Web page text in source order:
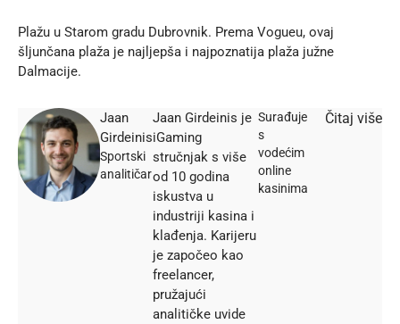
Plažu u Starom gradu Dubrovnik. Prema Vogueu, ovaj
šljunčana plaža je najljepša i najpoznatija plaža južne
Dalmacije.
Jaan
Girdeinis
Sportski
analitičar
Jaan Girdeinis je
iGaming
stručnjak s više
od 10 godina
iskustva u
industriji kasina i
klađenja. Karijeru
je započeo kao
freelancer,
pružajući
analitičke uvide
Surađuje
s
vodećim
online
kasinima
Čitaj više